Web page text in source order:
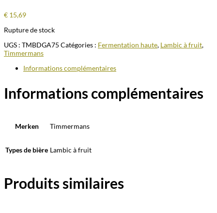
€ 15,69
Rupture de stock
UGS : TMBDGA75 Catégories : Fermentation haute, Lambic à fruit,
Timmermans
Informations complémentaires
Informations complémentaires
Merken Timmermans
Types de bière Lambic à fruit
Produits similaires